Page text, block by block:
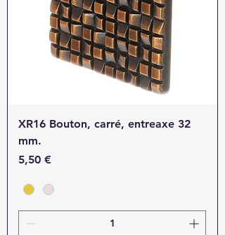
XR16 Bouton, carré, entreaxe 32
mm.
Prix
5,50 €